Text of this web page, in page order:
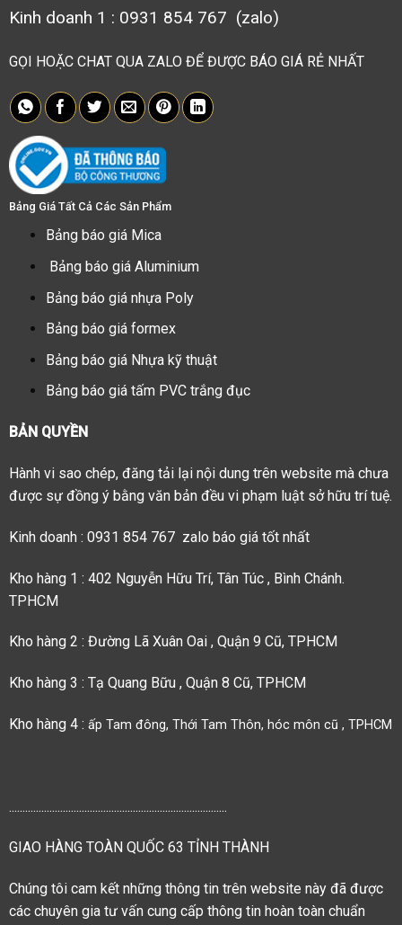
Kinh doanh 1 : 0931 854 767 (zalo)
GỌI HOẶC CHAT QUA ZALO ĐỂ ĐƯỢC BÁO GIÁ RẺ NHẤT
Bảng Giá Tất Cả Các Sản Phẩm
Bảng báo giá Mica
Bảng báo giá Aluminium
Bảng báo giá nhựa Poly
Bảng báo giá formex
Bảng báo giá Nhựa kỹ thuật
Bảng báo giá tấm PVC trắng đục
BẢN QUYỀN
Hành vi sao chép, đăng tải lại nội dung trên website mà chưa
được sự đồng ý bằng văn bản đều vi phạm luật sở hữu trí tuệ.
Kinh doanh : 0931 854 767 zalo báo giá tốt nhất
Kho hàng 1 : 402 Nguyễn Hữu Trí, Tân Túc , Bình Chánh.
TPHCM
Kho hàng 2 : Đường Lã Xuân Oai , Quận 9 Cũ, TPHCM
Kho hàng 3 : Tạ Quang Bữu , Quận 8 Cũ, TPHCM
Kho hàng 4 : ấp Tam đông, Thới Tam Thôn, hóc môn cũ , TPHCM
.................................................................................
GIAO HÀNG TOÀN QUỐC 63 TỈNH THÀNH
Chúng tôi cam kết những thông tin trên website này đã được
các chuyên gia tư vấn cung cấp thông tin hoàn toàn chuẩn